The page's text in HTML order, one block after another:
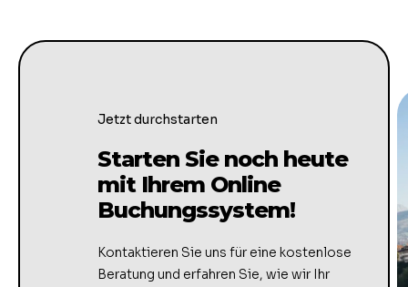
Jetzt durchstarten
Starten Sie noch heute
mit Ihrem Online
Buchungssystem!
Kontaktieren Sie uns für eine kostenlose
Beratung und erfahren Sie, wie wir Ihr